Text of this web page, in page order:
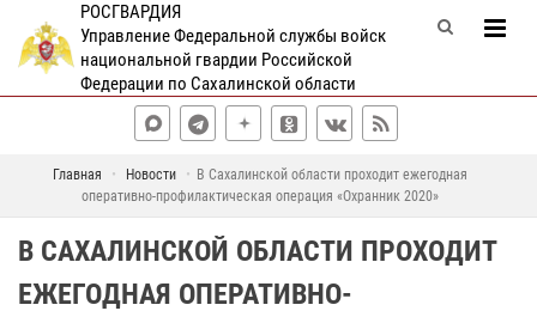
РОСГВАРДИЯ
Управление Федеральной службы войск
национальной гвардии Российской
Федерации по Сахалинской области
Главная Новости
В Сахалинской области проходит ежегодная
оперативно-профилактическая операция «Охранник 2020»
В САХАЛИНСКОЙ ОБЛАСТИ ПРОХОДИТ
ЕЖЕГОДНАЯ ОПЕРАТИВНО-